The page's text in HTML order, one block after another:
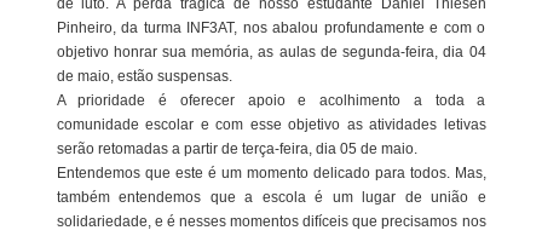
de luto. A perda trágica de nosso estudante Daniel Thiesen
Pinheiro, da turma INF3AT, nos abalou profundamente e com o
objetivo honrar sua memória, as aulas de segunda-feira, dia 04
de maio, estão suspensas.
A prioridade é oferecer apoio e acolhimento a toda a
comunidade escolar e com esse objetivo as atividades letivas
serão retomadas a partir de terça-feira, dia 05 de maio.
Entendemos que este é um momento delicado para todos. Mas,
também entendemos que a escola é um lugar de união e
solidariedade, e é nesses momentos difíceis que precisamos nos